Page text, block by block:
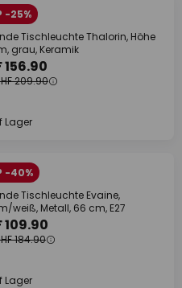
-25%
Tischleuchte Thalorin, Höhe
grau, Keramik
156.90
209.90
Lager
-40%
Tischleuchte Evaine,
weiß, Metall, 66 cm, E27
109.90
184.90
Lager